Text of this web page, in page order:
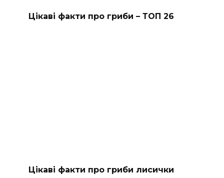
Цікаві факти про гриби – ТОП 26
Цікаві факти про гриби лисички